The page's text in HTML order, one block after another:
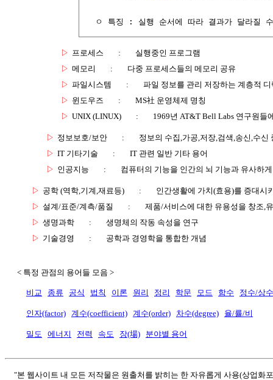
ㅇ 특징 : 실행 순서에 따라 결과가 달라질
▷ 프로세스 :
실행중인 프로그램
▷ 메모리 :
다중 프로세스들의 메모리 공유
▷ 파일시스템 :
파일 정보를 관리 저장하는 계층적
▷ 윈도우즈 :
MS社 운영체제 명칭
▷ UNIX (LINUX) : 1969년 AT&T Bell Labs 연구원들
▷ 정보보호/보안 :
정보의 수집,가공,저장,검색,송신,수
▷ IT 기타기술 :
IT 관련 일반 기타 용어
▷ 인공지능 : 컴퓨터의 기능을 인간의 뇌 기능과 유사하
▷ 공학 (역학,기계,재료등) :
인간생활에 가치(효용)를 증대시
▷ 설계/표준/계측/품질 :
제품/서비스에 대한 유용성을 창조,
▷ 생명과학 :
생명체의 작동 속성을 연구
▷ 기술경영 : 공학과 경영학을 통합한 개념
< 특정 관점의 용어들 모음 >
비교 종류 공식 법칙 이론 원리 정리 학문 모드 함수 정수/상수
인자(factor) 계수(coefficient) 계수(order) 차수(degree) 율/률/비
밀도 에너지 전력 속도 장(場) 분야별 용어
"본 웹사이트 내 모든 저작물은 원출처를 밝히는 한 자유롭게 사용(상업화